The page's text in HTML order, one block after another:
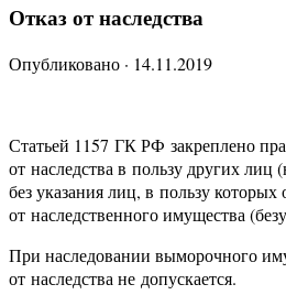
Отказ от наследства
Опубликовано · 14.11.2019
Статьей 1157 ГК РФ закреплено
от наследства в пользу других лиц
без указания лиц, в пользу которых
от наследственного имущества
При наследовании выморочного
от наследства не допускается.